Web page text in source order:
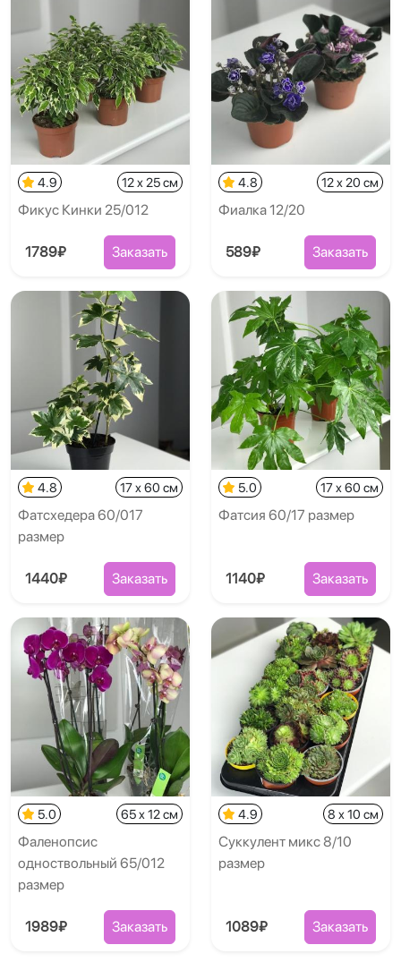
4.9 12 x 25 см
Фикус Кинки 25/012
1789₽ Заказать
4.8 12 x 20 см
Фиалка 12/20
589₽ Заказать
4.8 17 x 60 см
Фатсхедера 60/017
размер
1440₽ Заказать
5.0 17 x 60 см
Фатсия 60/17 размер
1140₽ Заказать
5.0 65 x 12 см
Фаленопсис
одноствольный 65/012
размер
1989₽ Заказать
4.9 8 x 10 см
Суккулент микс 8/10
размер
1089₽ Заказать